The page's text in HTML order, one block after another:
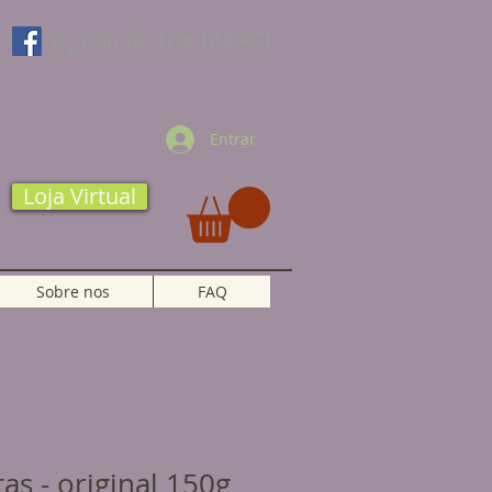
Entrar
Loja Virtual
Sobre nos FAQ
- original 150g